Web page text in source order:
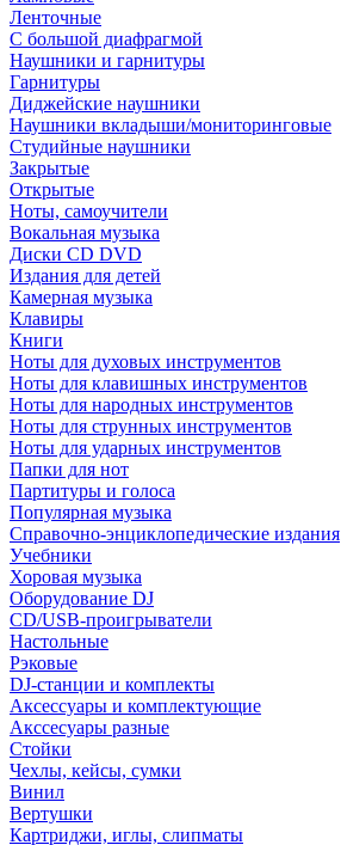
Ленточные
С большой диафрагмой
Наушники и гарнитуры
Гарнитуры
Диджейские наушники
Наушники вкладыши/мониторинговые
Студийные наушники
Закрытые
Открытые
Ноты, самоучители
Вокальная музыка
Диски CD DVD
Издания для детей
Камерная музыка
Клавиры
Книги
Ноты для духовых инструментов
Ноты для клавишных инструментов
Ноты для народных инструментов
Ноты для струнных инструментов
Ноты для ударных инструментов
Папки для нот
Партитуры и голоса
Популярная музыка
Справочно-энциклопедические издания
Учебники
Хоровая музыка
Оборудование DJ
CD/USB-проигрыватели
Настольные
Рэковые
DJ-станции и комплекты
Аксессуары и комплектующие
Акссесуары разные
Стойки
Чехлы, кейсы, сумки
Винил
Вертушки
Картриджи, иглы, слипматы